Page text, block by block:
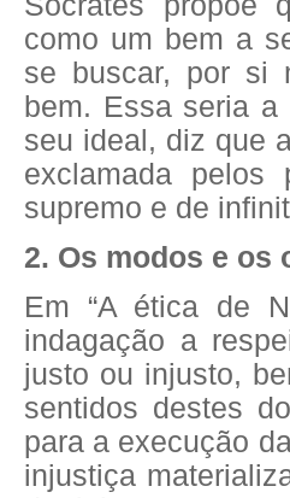
como um bem a
se buscar, por si
bem. Essa seria a
seu ideal, diz que
exclamada
supremo e de
2. Os modos e os
Em “A ética de
indagação a
justo ou injusto,
sentidos destes
para a execução
injustiça